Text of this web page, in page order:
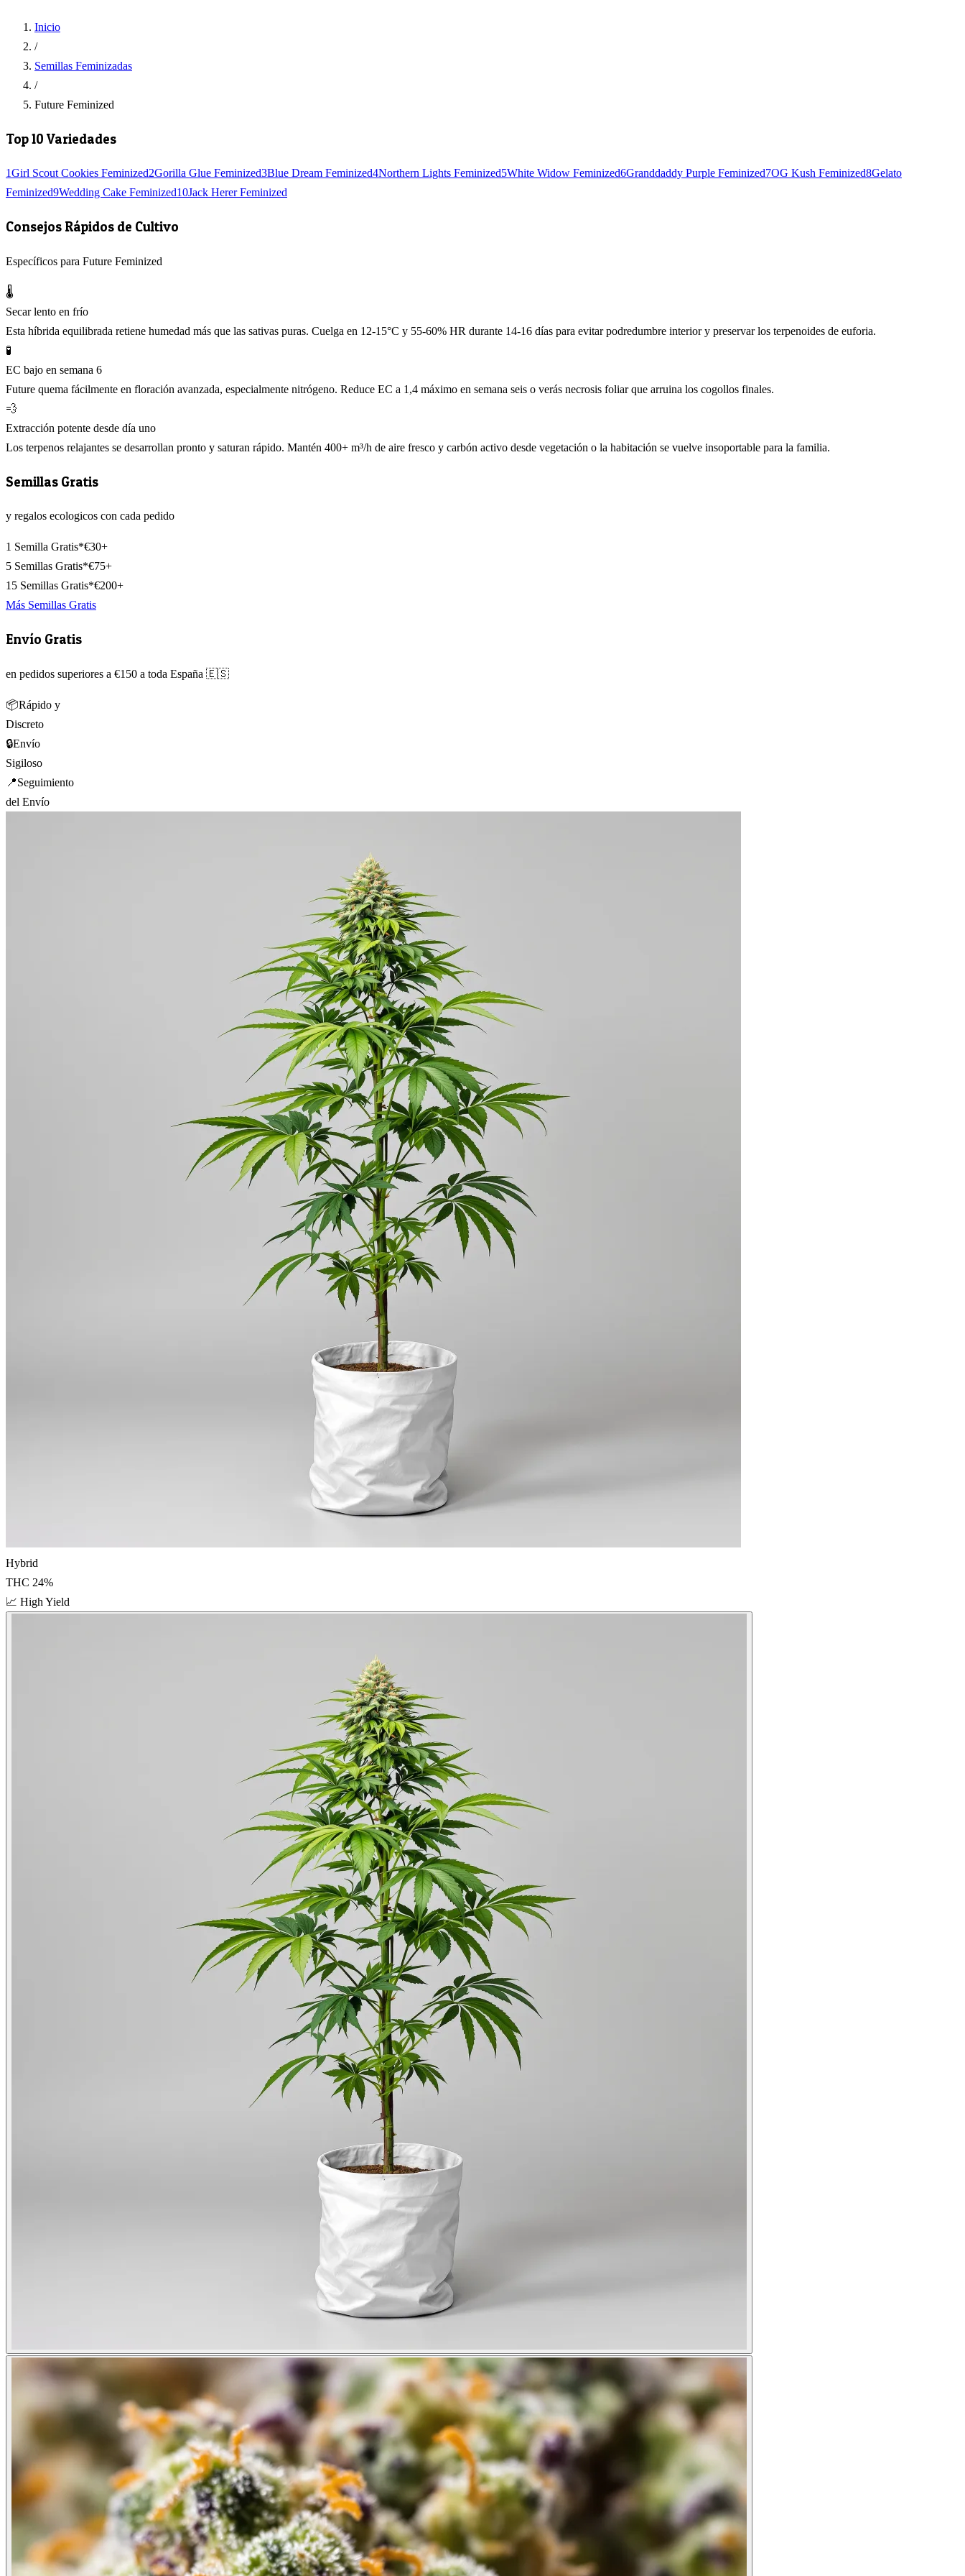
Inicio
/
Semillas Feminizadas
/
Future Feminized
Top 10 Variedades
1Girl Scout Cookies Feminized2Gorilla Glue Feminized3Blue Dream Feminized4Northern Lights Feminized5White Widow Feminized6Granddaddy Purple Feminized7OG Kush Feminized8Gelato
Feminized9Wedding Cake Feminized10Jack Herer Feminized
Consejos Rápidos de Cultivo
Específicos para Future Feminized
🌡️
Secar lento en frío
Esta híbrida equilibrada retiene humedad más que las sativas puras. Cuelga en 12-15°C y 55-60% HR durante 14-16 días para evitar podredumbre interior y preservar los terpenoides de euforia.
🧪
EC bajo en semana 6
Future quema fácilmente en floración avanzada, especialmente nitrógeno. Reduce EC a 1,4 máximo en semana seis o verás necrosis foliar que arruina los cogollos finales.
💨
Extracción potente desde día uno
Los terpenos relajantes se desarrollan pronto y saturan rápido. Mantén 400+ m³/h de aire fresco y carbón activo desde vegetación o la habitación se vuelve insoportable para la familia.
Semillas Gratis
y regalos ecologicos con cada pedido
1 Semilla Gratis*€30+
5 Semillas Gratis*€75+
15 Semillas Gratis*€200+
Más Semillas Gratis
Envío Gratis
en pedidos superiores a €150 a toda España 🇪🇸
📦Rápido y
Discreto
🔒Envío
Sigiloso
📍Seguimiento
del Envío
Hybrid
THC 24%
📈 High Yield